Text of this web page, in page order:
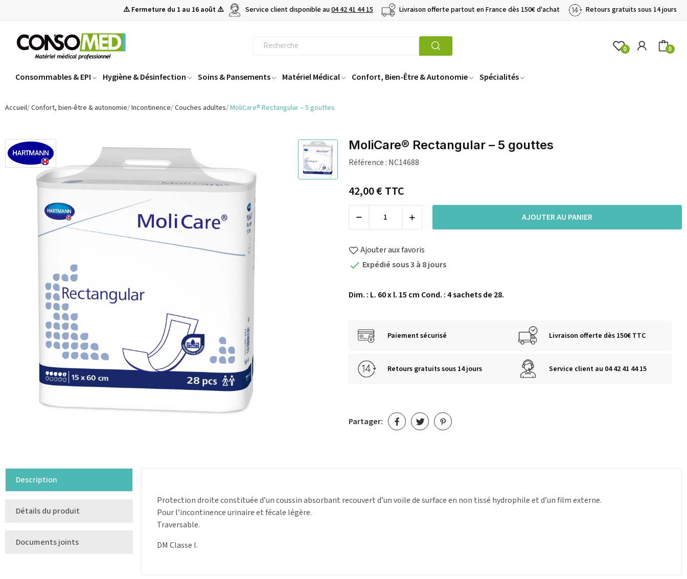
⚠️ Fermeture du 1 au 16 août ⚠️ Service client disponible au04 42 41 44 15 Livraison offerte partout en France dès 150€ d'achat Retours gratuits sous 14 jours
0 0
Consommables & EPI Hygiène & Désinfection Soins & Pansements Matériel Médical Confort, Bien-Être & Autonomie Spécialités
Accueil Confort, bien-être & autonomie Incontinence Couches adultes MoliCare® Rectangular – 5 gouttes
MoliCare® Rectangular – 5 gouttes
Référence : NC14688
42,00 €TTC
AJOUTER AU PANIER
Ajouter aux favoris
 Expédié sous 3 à 8 jours
Dim. : L. 60 x l. 15 cm Cond. : 4 sachets de 28.
Paiement sécurisé Livraison offerte dès 150€ TTC
Retours gratuits sous 14 jours Service client au 04 42 41 44 15
Partager:
Description
Détails du produit
Documents joints
Protection droite constituée d’un coussin absorbant recouvert d’un voile de surface en non tissé hydrophile et d’un film externe.
Pour l’incontinence urinaire et fécale légère.
Traversable.
DM Classe I.